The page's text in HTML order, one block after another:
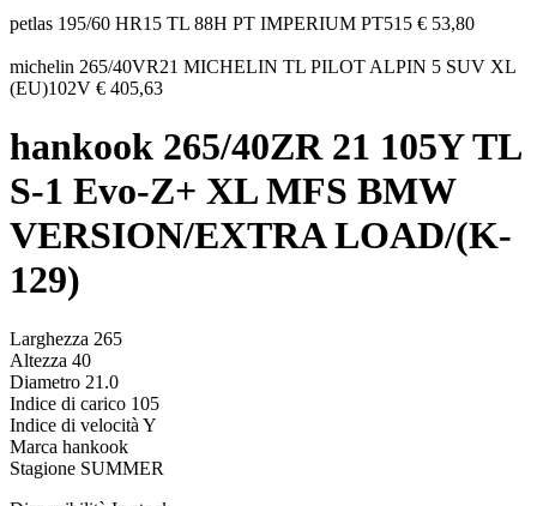
petlas 195/60 HR15 TL 88H PT IMPERIUM PT515 € 53,80
michelin 265/40VR21 MICHELIN TL PILOT ALPIN 5 SUV XL
(EU)102V € 405,63
hankook 265/40ZR 21 105Y TL
S-1 Evo-Z+ XL MFS BMW
VERSION/EXTRA LOAD/(K-
129)
Larghezza 265
Altezza 40
Diametro 21.0
Indice di carico 105
Indice di velocità Y
Marca hankook
Stagione SUMMER